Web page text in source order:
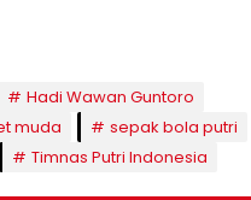
Hadi Wawan Guntoro
muda
sepak bola putri
Timnas Putri Indonesia